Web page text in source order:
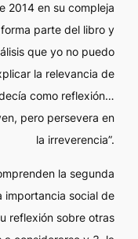
2014 en su compleja
forma parte del libro y
que yo no puedo
la relevancia de
como reflexión…
pero persevera en
la irreverencia”.
la segunda
importancia social de
reflexión sobre otras